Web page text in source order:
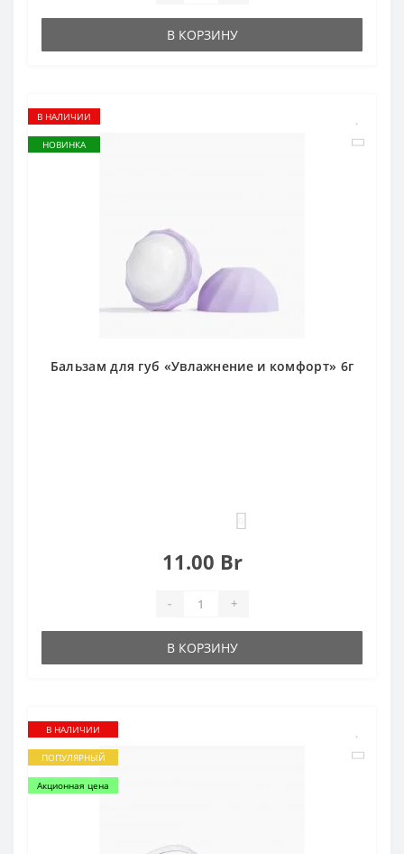
В КОРЗИНУ
В НАЛИЧИИ
НОВИНКА
Бальзам для губ «Увлажнение и комфорт» 6г
11.00 Br
- +
В КОРЗИНУ
В НАЛИЧИИ
ПОПУЛЯРНЫЙ
Акционная цена